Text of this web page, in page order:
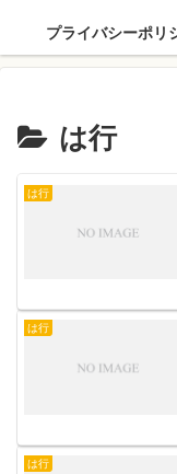
プライバシーポリ
は行
は行
は行
は行